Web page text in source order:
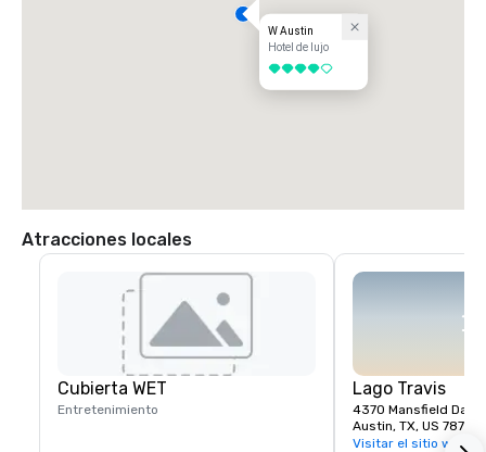
W Austin
Hotel de lujo
4 de 5
Atracciones locales
Cubierta WET
Entretenimiento
Lago Travis
4370 Mansfield Dam
Austin, TX, US 78732
Visitar el sitio web